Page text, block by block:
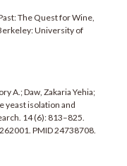
The Quest for Wine,
University of
A.; Daw, Zakaria Yehia;
yeast isolation and
14 (6): 813–825.
PMID 24738708.